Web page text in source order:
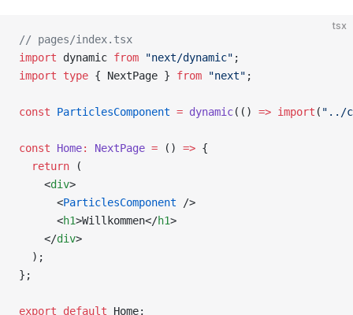
tsx
// pages/index.tsx
import dynamic from "next/dynamic" ;
import type { NextPage } from "next" ;
const ParticlesComponent = dynamic(() => import ( "../
const Home: NextPage = () => {
  return
(
    <
div>
      <
ParticlesComponent />
      <
h1>Willkommen</h1>
    </
div>
  );
};
export default Home;